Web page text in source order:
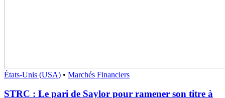
États-Unis (USA) • Marchés Financiers
STRC : Le pari de Saylor pour ramener son titre à